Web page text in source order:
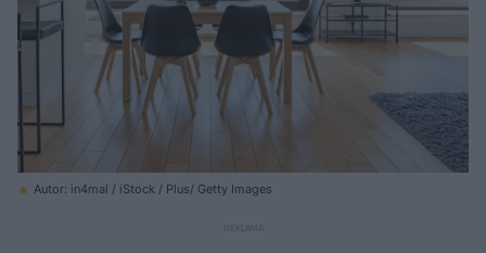
Autor: in4mal / iStock / Plus/ Getty Images